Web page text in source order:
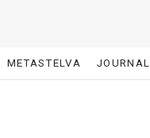
METASTELVA JOURNAL